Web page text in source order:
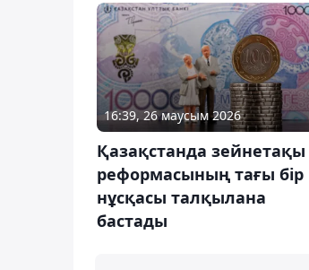
16:39, 26 маусым 2026
Қазақстанда зейнетақы
реформасының тағы бір
нұсқасы талқылана
бастады